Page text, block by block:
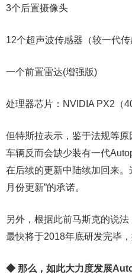
3个后置摄像头
12个超声波传感器（较一代传
一个前置雷达(增强版)
处理器芯片：NVIDIA PX2（
但特斯拉表示，鉴于法规等
车辆反而会缺少装有一代
在后续的更新中陆续加回来
月份更新”的承诺。
另外，根据此前马斯克的说
最快将于2018年底研发完毕，
◆ 那么，如此大力度发展